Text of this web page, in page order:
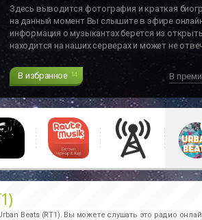
Здесь выводится фотография и краткая
на данный момент Вы слышите в эфире
информация о музыкантах берется из
находится на наших серверах и может не
В избранное 14 В
Beats (RT1). Вы можете слушать это радио